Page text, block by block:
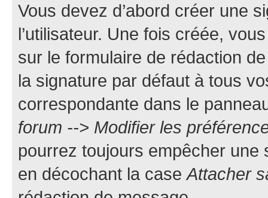
Vous devez d’abord créer une
l’utilisateur. Une fois créée,
sur le formulaire de rédaction
la signature par défaut à tous
correspondante dans le
forum --> Modifier les
pourrez toujours empêcher une
en décochant la caseAttacher